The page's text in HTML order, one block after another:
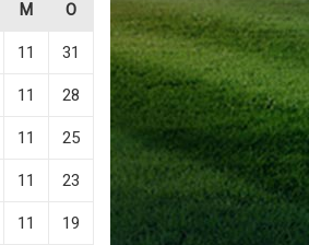
М О
11 31
11 28
11 25
11 23
11 19